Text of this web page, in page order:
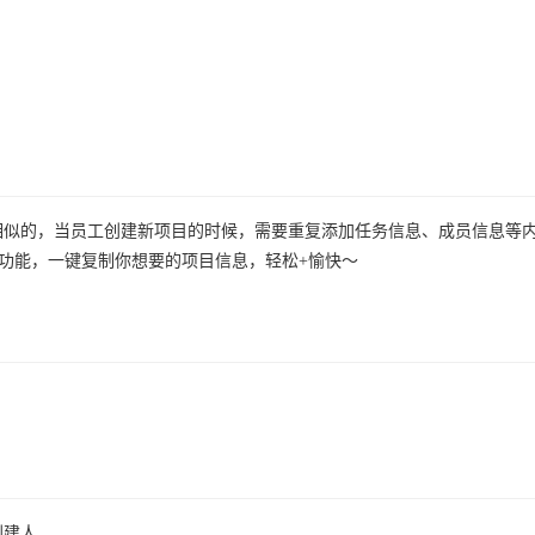
的，当员工创建新项目的时候，需要重复添加任务信息、成员信息等
能，一键复制你想要的项目信息，轻松+愉快～